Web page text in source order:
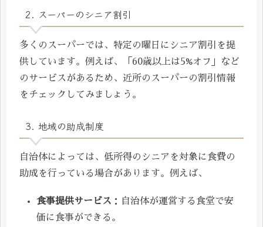
2. スーパーのシニア割引
多くのスーパーでは、特定の曜日にシニア割引を提
供しています。例えば、「60歳以上は5%オフ」など
のサービスがあるため、近所のスーパーの割引情報
をチェックしてみましょう。
3. 地域の助成制度
自治体によっては、低所得のシニアを対象に食費の
助成を行っている場合があります。例えば、
食事提供サービス ：自治体が運営する食堂で安
価に食事ができる。